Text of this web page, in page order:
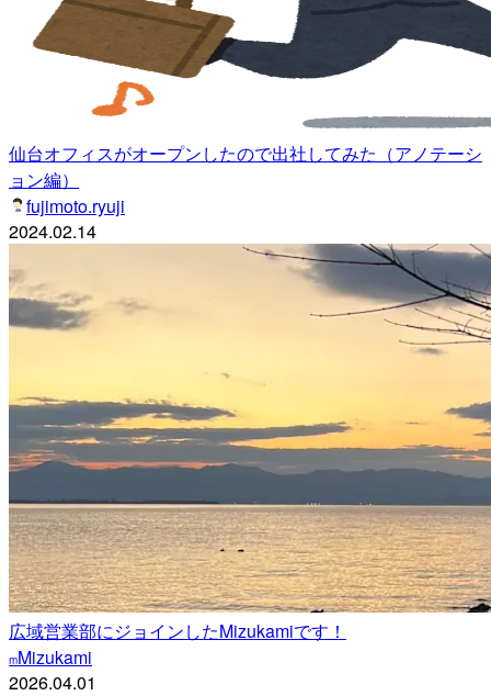
仙台オフィスがオープンしたので出社してみた（アノテーシ
ョン編）
fujimoto.ryuji
2024.02.14
広域営業部にジョインしたMizukamiです！
mMizukami
2026.04.01